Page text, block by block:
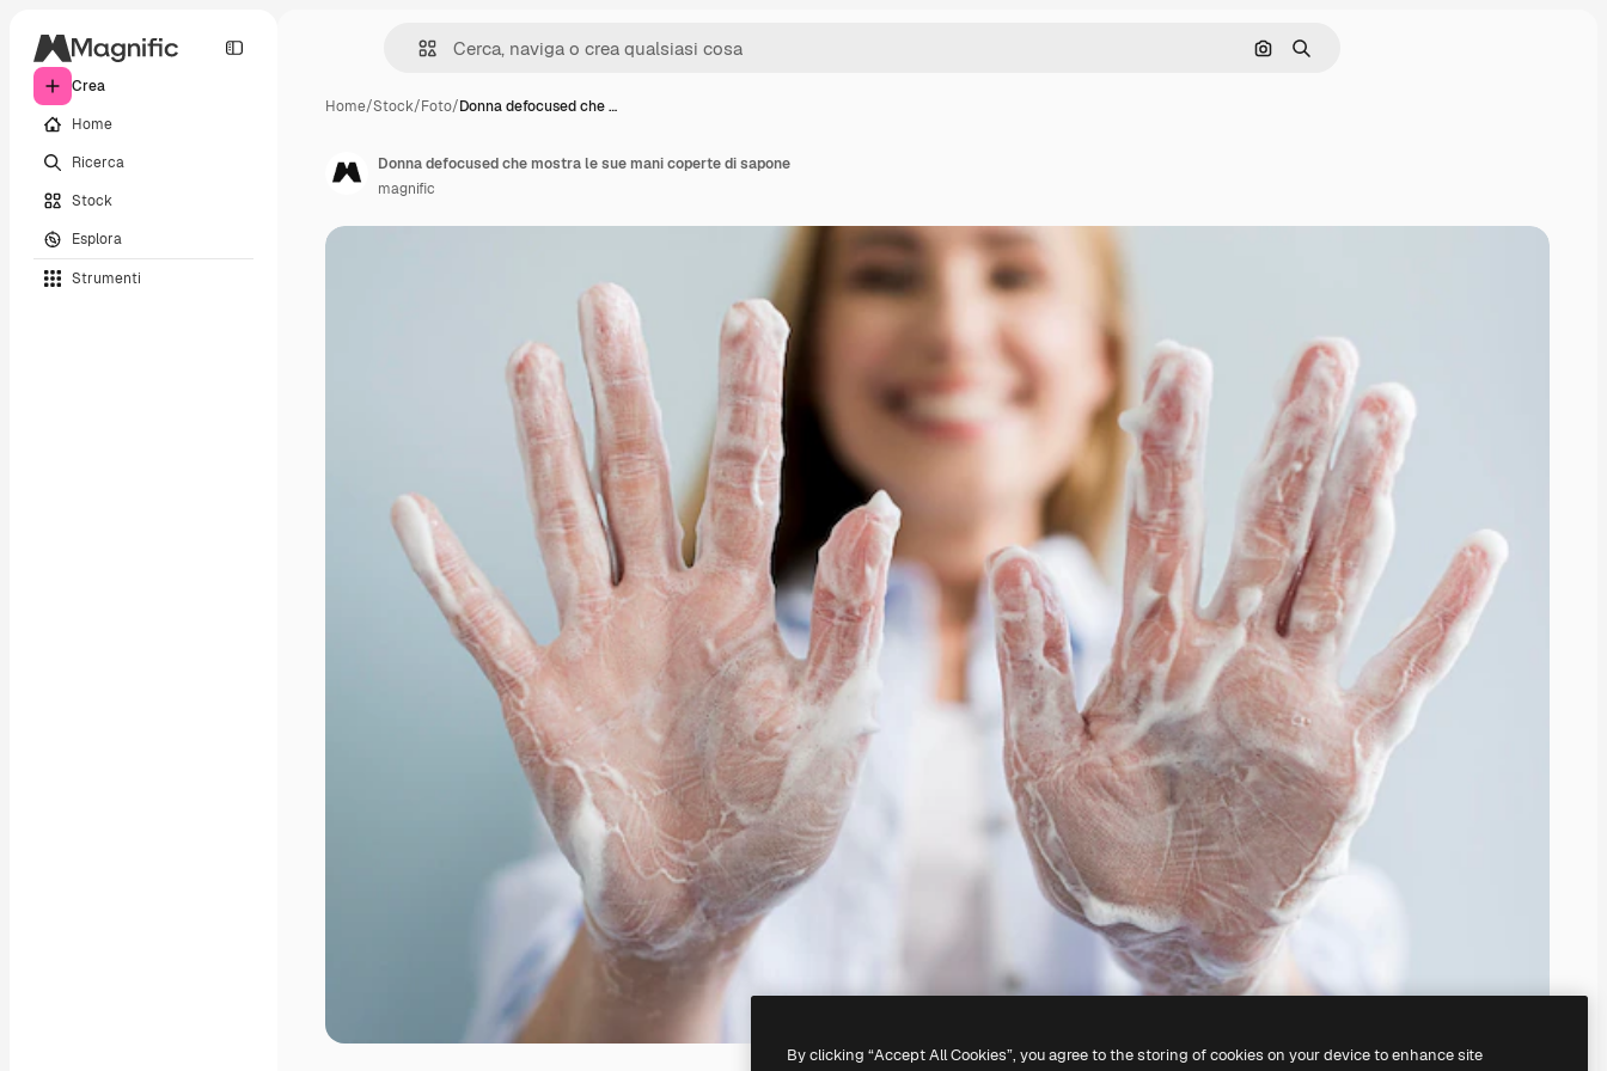
Crea
Home
Ricerca
Stock
Esplora
Strumenti
Cerca per immagine
Ricerca
Home/Stock/Foto/Donna defocused che …
Donna defocused che mostra le sue mani coperte di sapone
magnific
By clicking “Accept All Cookies”, you agree to the storing of cookies on your device to enhance site